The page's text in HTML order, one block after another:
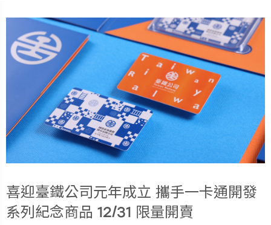
喜迎臺鐵公司元年成立 攜手一卡通開發
系列紀念商品 12/31 限量開賣